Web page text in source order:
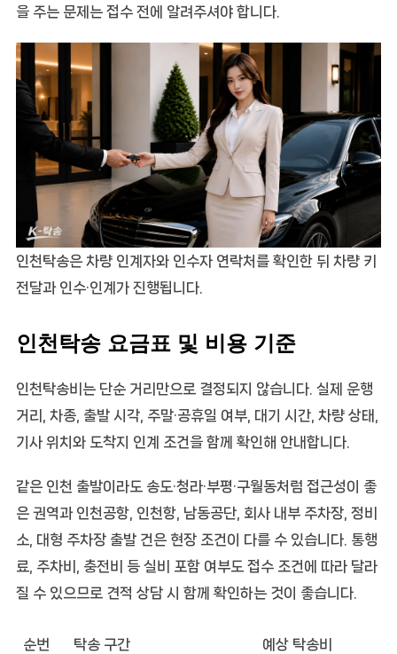
을 주는 문제는 접수 전에 알려주셔야 합니다.
인천탁송은 차량 인계자와 인수자 연락처를 확인한 뒤 차량 키
전달과 인수·인계가 진행됩니다.
인천탁송 요금표 및 비용 기준
인천탁송비는 단순 거리만으로 결정되지 않습니다. 실제 운행
거리, 차종, 출발 시각, 주말·공휴일 여부, 대기 시간, 차량 상태,
기사 위치와 도착지 인계 조건을 함께 확인해 안내합니다.
같은 인천 출발이라도 송도·청라·부평·구월동처럼 접근성이 좋
은 권역과 인천공항, 인천항, 남동공단, 회사 내부 주차장, 정비
소, 대형 주차장 출발 건은 현장 조건이 다를 수 있습니다. 통행
료, 주차비, 충전비 등 실비 포함 여부도 접수 조건에 따라 달라
질 수 있으므로 견적 상담 시 함께 확인하는 것이 좋습니다.
순번 탁송 구간 예상 탁송비